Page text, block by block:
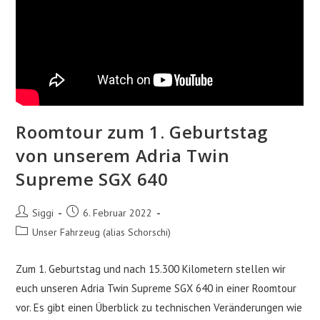
Roomtour zum 1. Geburtstag
von unserem Adria Twin
Supreme SGX 640
Beitrags-
Autor:
Siggi
Beitrag
veröffentlicht:
6. Februar 2022
Beitrags-
Unser Fahrzeug (alias Schorschi)
Zum 1. Geburtstag und nach 15.300 Kilometern stellen wir
euch unseren Adria Twin Supreme SGX 640 in einer Roomtour
vor. Es gibt einen Überblick zu technischen Veränderungen wie